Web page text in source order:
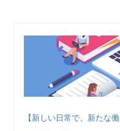
【新しい日常で、新たな